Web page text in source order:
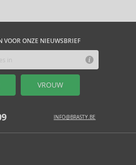
VOOR ONZE NIEUWSBRIEF
VROUW
INFO@BRASTY.BE